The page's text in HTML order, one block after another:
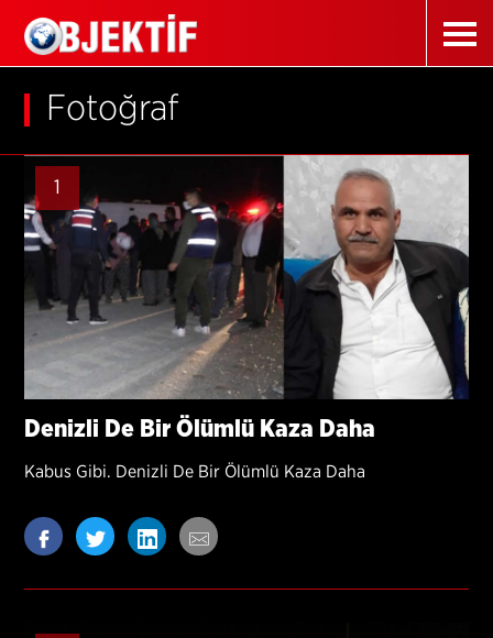
Fotoğraf
1
Denizli De Bir Ölümlü Kaza Daha
Kabus Gibi. Denizli De Bir Ölümlü Kaza Daha